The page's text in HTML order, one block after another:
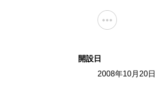
開設日
2008年10月20日